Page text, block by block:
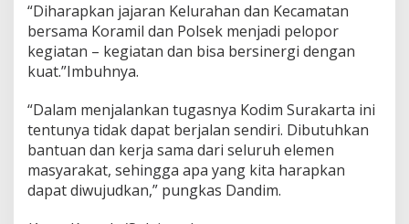
“Diharapkan jajaran Kelurahan dan Kecamatan
bersama Koramil dan Polsek menjadi pelopor
kegiatan – kegiatan dan bisa bersinergi dengan
kuat.”Imbuhnya.
“Dalam menjalankan tugasnya Kodim Surakarta ini
tentunya tidak dapat berjalan sendiri. Dibutuhkan
bantuan dan kerja sama dari seluruh elemen
masyarakat, sehingga apa yang kita harapkan
dapat diwujudkan,” pungkas Dandim.